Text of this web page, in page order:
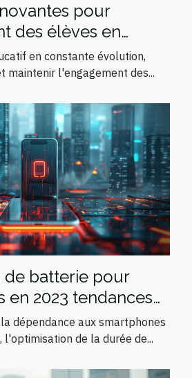
pour
des élèves en
en constante évolution,
l'engagement des...
de batterie pour
en 2023 tendances
dépendance aux smartphones
l'optimisation de la durée de...